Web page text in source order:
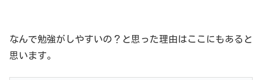
なんで勉強がしやすいの？と思った理由はここにもあると
思います。